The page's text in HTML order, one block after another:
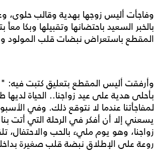
وفاجأت أليس زوجها بهدية وقالب حلوى،
بالخبر السعيد باحتضانها وتقبيلها وبكا معاً
المقطع باستعراض نبضات قلب المولود
وأرفقت أليس المقطع بتعليق كتبت فيه:
بأحلى هدية على عيد زواجنا.. الحياة
يسعني إلا أن أفكر في الرحلة التي أتت
زواجنا، وهو يوم مليء بالحب والاحتفال،
روعة على الإطلاق نبضة قلب صغيرة